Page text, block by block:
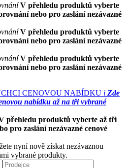
V přehledu produktů vyberte
nebo pro zaslání nezávazné
V přehledu produktů vyberte
nebo pro zaslání nezávazné
V přehledu produktů vyberte
nebo pro zaslání nezávazné
CHCI CENOVOU NABÍDKU i Zde
nabídku až na tři vybrané
přehledu produktů vyberte až tři
pro zaslání nezávazné cenové
nyní nově získat nezávaznou
vybrané produkty.